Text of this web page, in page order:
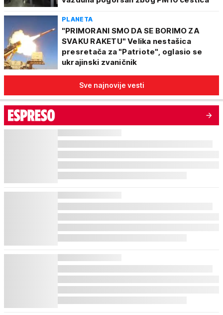
PLANETA
"PRIMORANI SMO DA SE BORIMO ZA
SVAKU RAKETU" Velika nestašica
presretača za "Patriote", oglasio se
ukrajinski zvaničnik
Sve najnovije vesti